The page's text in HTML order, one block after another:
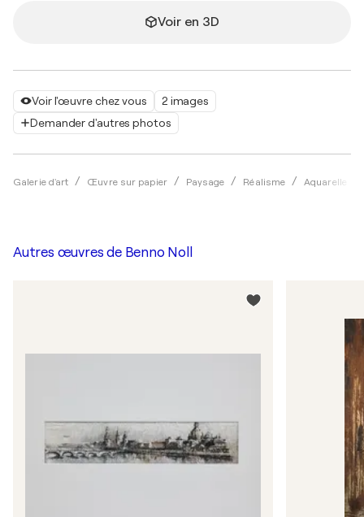
Voir l'œuvre chez vous
2 images
Demander d'autres photos
Galerie d'art Œuvre sur papier Paysage Réalisme Aquarelle
Voir en 3D
Autres œuvres de Benno Noll